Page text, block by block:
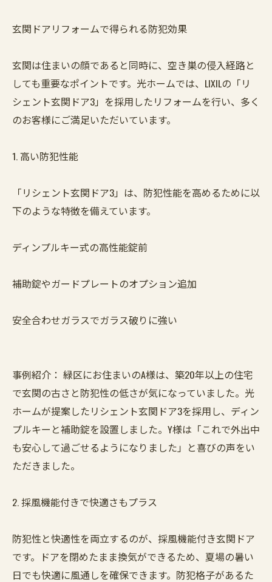
玄関ドアリフォームで得られる防犯効果
玄関は住まいの顔であると同時に、空き巣の侵入経路と
しても重要なポイントです。光ホームでは、LIXILの「リ
シェント玄関ドア3」を採用したリフォームを行い、多く
のお客様にご満足いただいています。
1. 高い防犯性能
「リシェント玄関ドア3」は、防犯性能を高めるために以
下のような特徴を備えています。
ディンプルキー式の高性能錠前
補助錠やガードプレートのオプション追加
安全合わせガラスでガラス破りに強い
事例紹介： 緑区にお住まいのA様は、築20年以上の住宅
で玄関の古さと防犯性の低さが気になっていました。光
ホームが提案したリシェント玄関ドア3を採用し、ディン
プルキーと補助錠を設置しました。Y様は「これで外出中
も安心して過ごせるようになりました」と喜びの声をい
ただきました。
2. 採風機能付きで快適さもプラス
防犯性と快適性を両立するのが、採風機能付き玄関ドア
です。ドアを閉めたまま換気ができるため、夏場の暑い
日でも快適に風通しを確保できます。防犯格子があるた